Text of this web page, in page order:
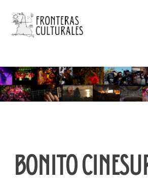
para
Fronteras Culturales
BONITO